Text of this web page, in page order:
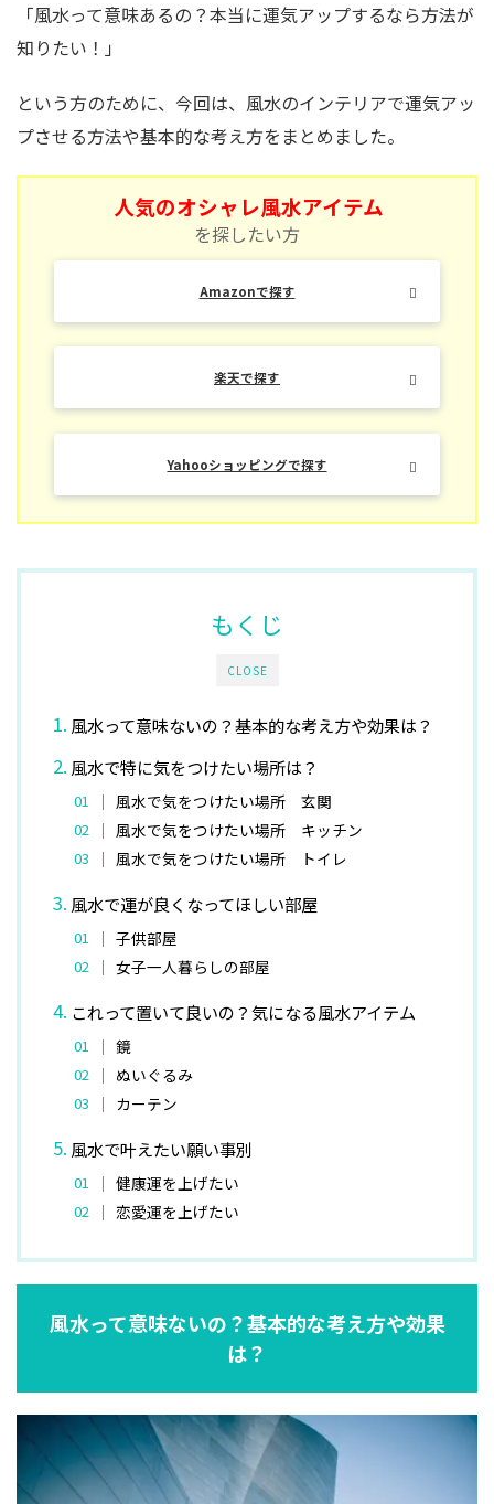
「風水って意味あるの？本当に運気アップするなら方法が
知りたい！」
という方のために、今回は、風水のインテリアで運気アッ
プさせる方法や基本的な考え方をまとめました。
人気のオシャレ風水アイテム
を探したい方
Amazonで探す
楽天で探す
Yahooショッピングで探す
CLOSE
もくじ
風水って意味ないの？基本的な考え方や効果は？
風水で特に気をつけたい場所は？
風水で気をつけたい場所 玄関
風水で気をつけたい場所 キッチン
風水で気をつけたい場所 トイレ
風水で運が良くなってほしい部屋
子供部屋
女子一人暮らしの部屋
これって置いて良いの？気になる風水アイテム
鏡
ぬいぐるみ
カーテン
風水で叶えたい願い事別
健康運を上げたい
恋愛運を上げたい
風水って意味ないの？基本的な考え方や効果
は？